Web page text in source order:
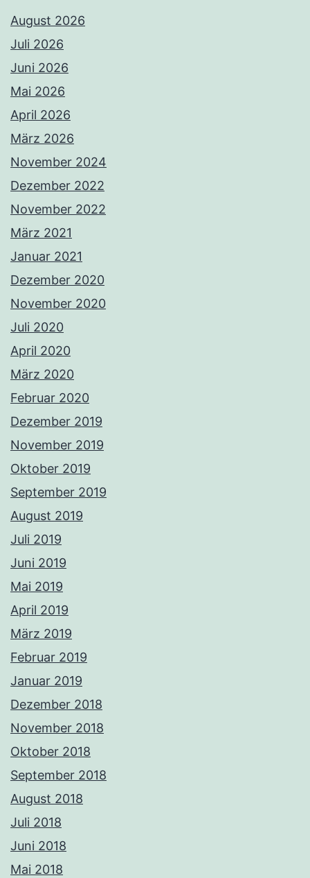
August 2026
Juli 2026
Juni 2026
Mai 2026
April 2026
März 2026
November 2024
Dezember 2022
November 2022
März 2021
Januar 2021
Dezember 2020
November 2020
Juli 2020
April 2020
März 2020
Februar 2020
Dezember 2019
November 2019
Oktober 2019
September 2019
August 2019
Juli 2019
Juni 2019
Mai 2019
April 2019
März 2019
Februar 2019
Januar 2019
Dezember 2018
November 2018
Oktober 2018
September 2018
August 2018
Juli 2018
Juni 2018
Mai 2018